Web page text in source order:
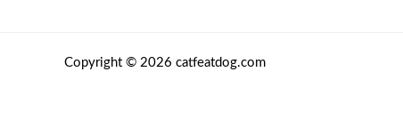
Copyright © 2026 catfeatdog.com